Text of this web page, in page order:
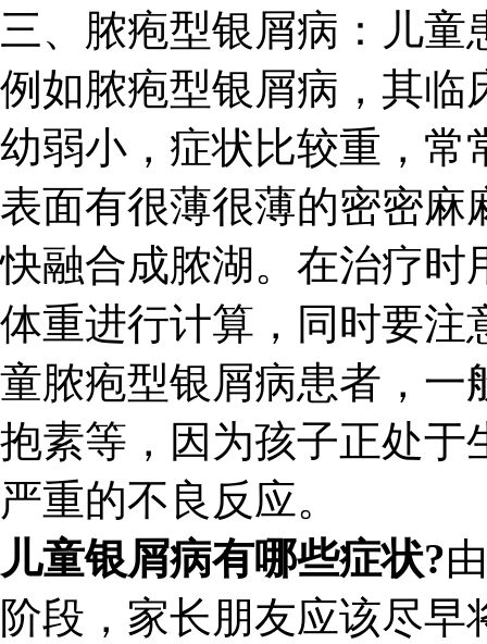
三、脓疱型银屑病：儿
例如脓疱型银屑病，其临
幼弱小，症状比较重，常
表面有很薄很薄的密密麻
快融合成脓湖。在治疗时
体重进行计算，同时要注
童脓疱型银屑病患者，一
抱素等，因为孩子正处于
严重的不良反应。
儿童银屑病有哪些症状?
阶段，家长朋友应该尽